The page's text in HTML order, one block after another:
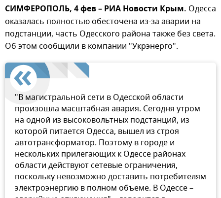
СИМФЕРОПОЛЬ, 4 фев – РИА Новости Крым. Одесса
оказалась полностью обесточена из-за аварии на
подстанции, часть Одесского района также без света.
Об этом сообщили в компании "Укрэнерго".
"В магистральной сети в Одесской области
произошла масштабная авария. Сегодня утром
на одной из высоковольтных подстанций, из
которой питается Одесса, вышел из строя
автотрансформатор. Поэтому в городе и
нескольких прилегающих к Одессе районах
области действуют сетевые ограничения,
поскольку невозможно доставить потребителям
электроэнергию в полном объеме. В Одессе –